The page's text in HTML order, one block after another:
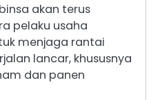
akan terus
pelaku usaha
menjaga rantai
lancar, khususnya
dan panen